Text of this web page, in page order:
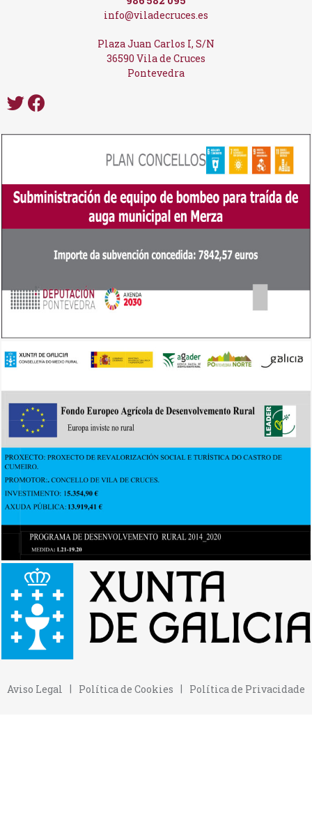
info@viladecruces.es
Plaza Juan Carlos I, S/N
36590 Vila de Cruces
Pontevedra
Aviso Legal Política de Cookies Política de Privacidade